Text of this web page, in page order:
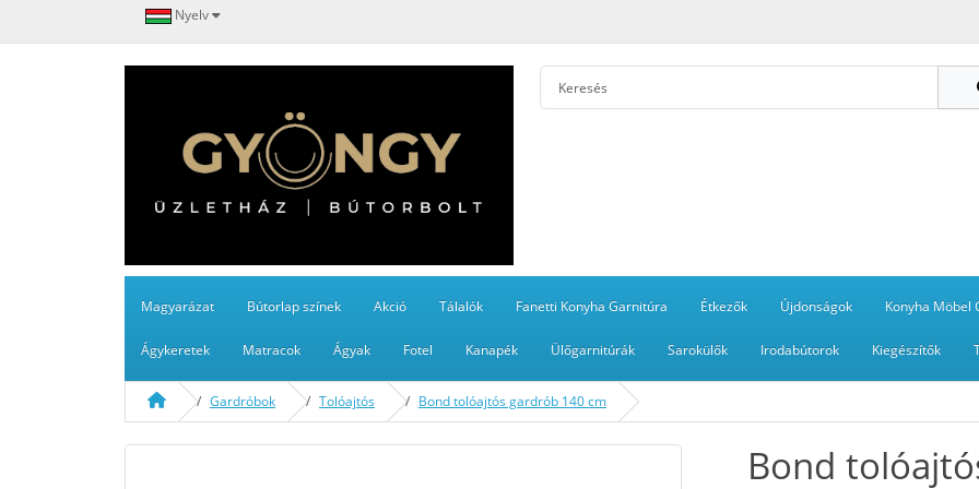
Nyelv
Magyarázat Bútorlap színek Akció Tálalók Fanetti Konyha Garnitúra Étkezők Újdonságok Konyha Möbel
Ágykeretek Matracok Ágyak Fotel Kanapék Ülőgarnitúrák Sarokülők Irodabútorok Kiegészítők
Gardróbok Tolóajtós Bond tolóajtós gardrób 140 cm
Bond